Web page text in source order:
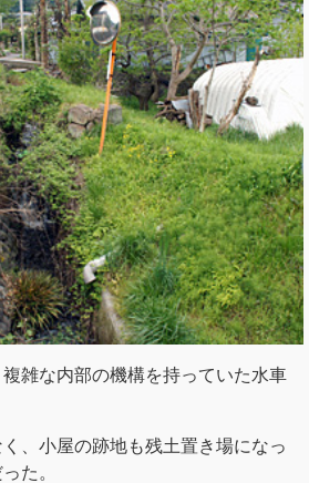
雑な内部の機構を持っていた水車
、小屋の跡地も残土置き場になっ
た。